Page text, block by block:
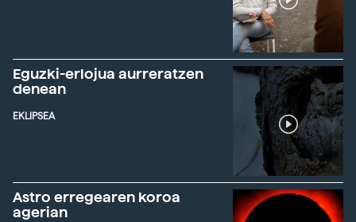
Eguzki-erlojua aurreratzen
denean
EKLIPSEA
Astro erregearen koroa
agerian